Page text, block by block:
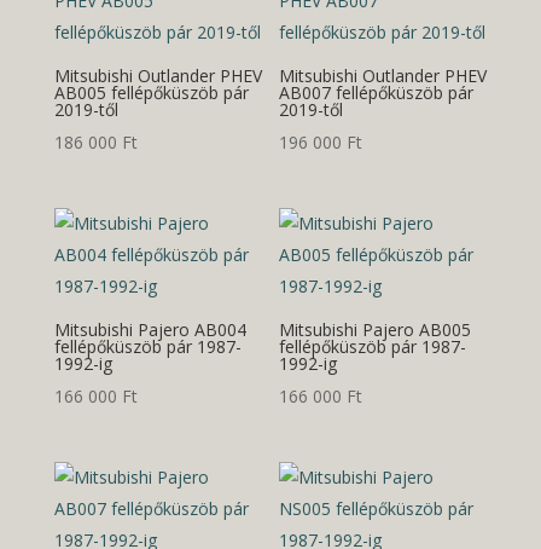
Mitsubishi Outlander PHEV
AB005 fellépőküszöb pár
2019-től
186 000 Ft
Mitsubishi Outlander PHEV
AB007 fellépőküszöb pár
2019-től
196 000 Ft
Mitsubishi Pajero AB004
fellépőküszöb pár 1987-
1992-ig
166 000 Ft
Mitsubishi Pajero AB005
fellépőküszöb pár 1987-
1992-ig
166 000 Ft